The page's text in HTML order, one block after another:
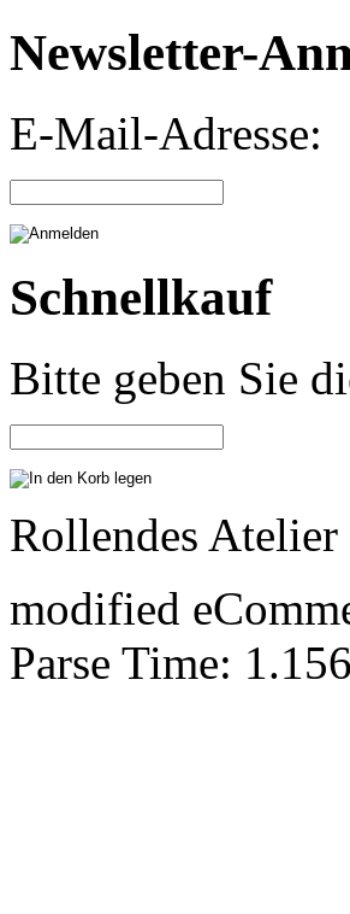
Newsletter-
E-Mail-Adresse:
Schnellkauf
Bitte geben Sie
Rollendes
modified
Parse Time: